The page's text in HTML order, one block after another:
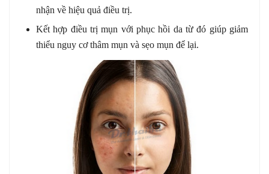
nhận về hiệu quả điều trị.
Kết hợp điều trị mụn với phục hồi da từ đó giúp giảm
thiểu nguy cơ thâm mụn và sẹo mụn để lại.